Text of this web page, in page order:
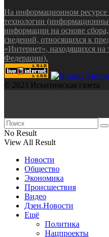
На информационном ресурсе
технологии
информации на основе
сведений, относящихся к
«Интернет», находящихся на
Федерации).
© 2023 Искитимская газета
No Result
View All Result
Новости
Общество
Экономика
Происшествия
Видео
Дзен.Новости
Ещё
Политика
Нацпроекты